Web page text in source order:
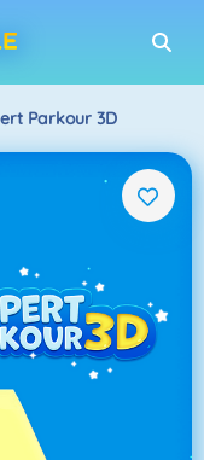
Parkour 3D